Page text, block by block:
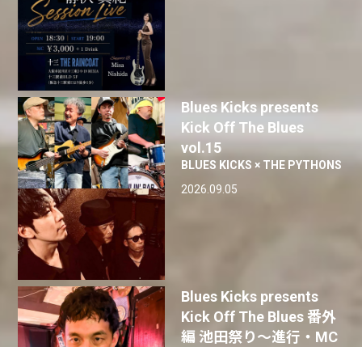
Blues Kicks presents
Kick Off The Blues
vol.15
BLUES KICKS × THE PYTHONS
2026.09.05
Blues Kicks presents
Kick Off The Blues 番外
編 池田祭り〜進行・MC